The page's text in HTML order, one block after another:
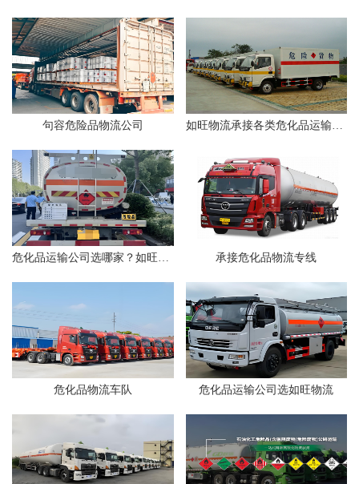
句容危险品物流公司 如旺物流承接各类危化品运输业务
危化品运输公司选哪家？如旺物流为您保驾护航 承接危化品物流专线
危化品物流车队 危化品运输公司选如旺物流